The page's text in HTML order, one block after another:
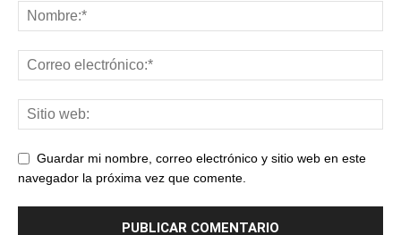
Guardar mi nombre, correo electrónico y sitio web en este
navegador la próxima vez que comente.